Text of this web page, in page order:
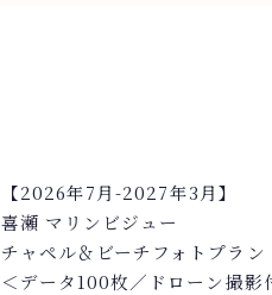
【2026年7月-2027年3月】
喜瀬 マリンビジュー
チャペル＆ビーチフォトプラン
＜データ100枚／ドローン撮影